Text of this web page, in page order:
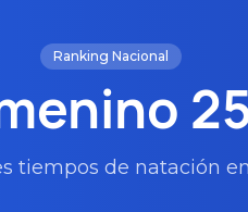
Ranking Nacional
tiempos de natación